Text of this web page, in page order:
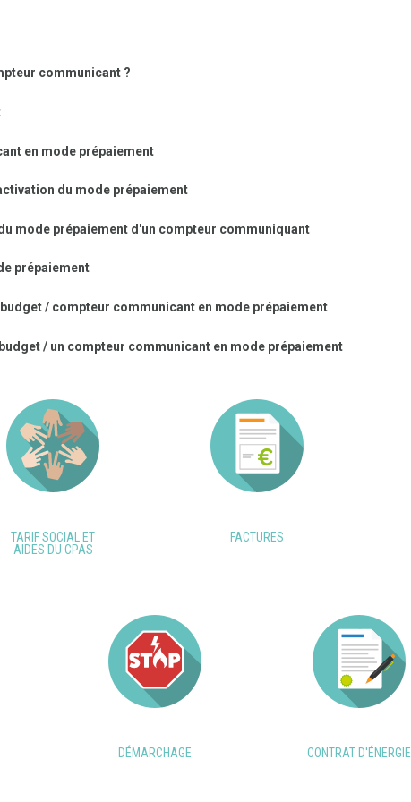
communicant ?
en mode prépaiement
du mode prépaiement
mode prépaiement d'un compteur communiquant
prépaiement
/ compteur communicant en mode prépaiement
/ un compteur communicant en mode prépaiement
TARIF SOCIAL ET
AIDES DU CPAS
FACTURES
DÉMARCHAGE CONTRAT D'ÉNERGIE